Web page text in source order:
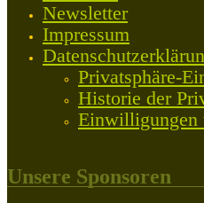
Newsletter
Impressum
Privatsphäre-
Historie der
Einwilligungen
Unsere Sponsoren